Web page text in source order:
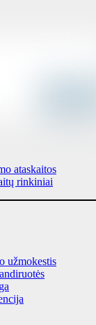
ataskaitos
rinkiniai
užmokestis